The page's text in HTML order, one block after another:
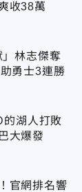
收38萬
林志傑奪
勇士3連勝
的湖人打敗
大爆發
官網排名響